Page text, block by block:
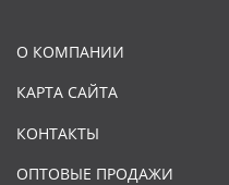
О КОМПАНИИ
КАРТА САЙТА
КОНТАКТЫ
ОПТОВЫЕ ПРОДАЖИ